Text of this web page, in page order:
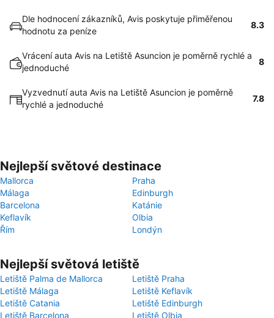
Dle hodnocení zákazníků, Avis poskytuje přiměřenou
hodnotu za peníze
8.3
Vrácení auta Avis na Letiště Asuncion je poměrně rychlé a
jednoduché
8
Vyzvednutí auta Avis na Letiště Asuncion je poměrně
rychlé a jednoduché
7.8
Nejlepší světové destinace
Mallorca
Praha
Málaga
Edinburgh
Barcelona
Katánie
Keflavík
Olbia
Řím
Londýn
Nejlepší světová letiště
Letiště Palma de Mallorca
Letiště Praha
Letiště Málaga
Letiště Keflavík
Letiště Catania
Letiště Edinburgh
Letiště Barcelona
Letiště Olbia